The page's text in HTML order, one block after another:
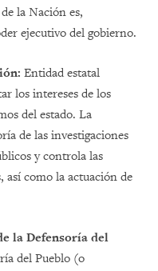
la Nación es,
ejecutivo del gobierno.
Entidad estatal
los intereses de los
del estado. La
de las investigaciones
y controla las
así como la actuación de
la Defensoría del
del Pueblo (o